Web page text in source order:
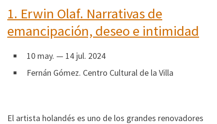
1. Erwin Olaf. Narrativas de
emancipación, deseo e intimidad
10 may. — 14 jul. 2024
Fernán Gómez. Centro Cultural de la Villa
El artista holandés es uno de los grandes renovadores